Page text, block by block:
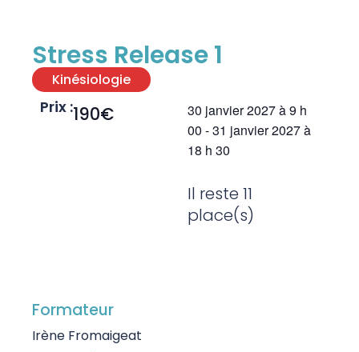
Stress Release 1
Kinésiologie
Prix :190€ 30 janvier 2027à9 h
00 -31 janvier 2027à
18 h 30
Il reste 11
place(s)
Formateur
Irène Fromaigeat